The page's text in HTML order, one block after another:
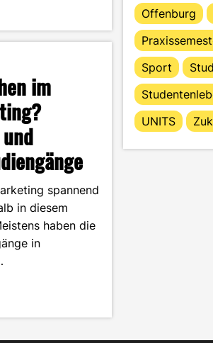
im
spannend
in diesem
haben die
in
Offenburg
Sport
UNITS